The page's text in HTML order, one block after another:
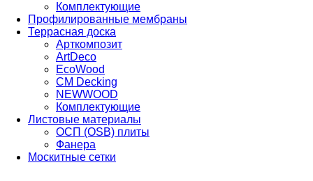
Комплектующие
Профилированные мембраны
Террасная доска
Арткомпозит
ArtDeco
EcoWood
CM Decking
NEWWOOD
Комплектующие
Листовые материалы
ОСП (OSB) плиты
Фанера
Москитные сетки